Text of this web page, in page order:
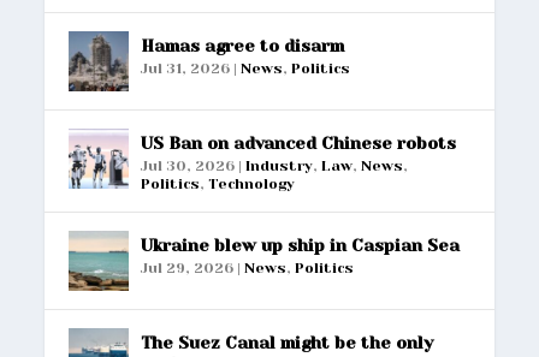
Hamas agree to disarm
Jul 31, 2026 |News,Politics
US Ban on advanced Chinese robots
Jul 30, 2026 |Industry,Law,News,
Politics,Technology
Ukraine blew up ship in Caspian Sea
Jul 29, 2026 |News,Politics
The Suez Canal might be the only